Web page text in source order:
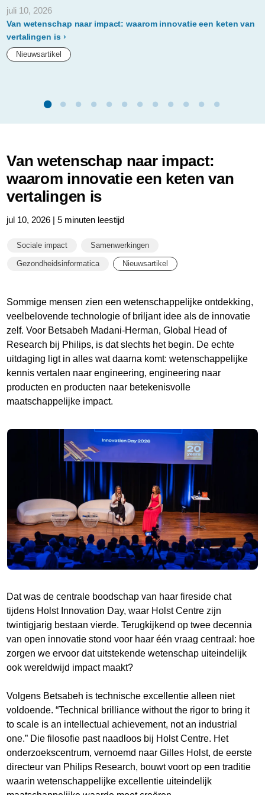
juli 10, 2026
Van wetenschap naar impact: waarom innovatie een keten van
vertalingen is
Nieuwsartikel
Van wetenschap naar impact:
waarom innovatie een keten van
vertalingen is
jul 10, 2026 | 5 minuten leestijd
Sociale impact Samenwerkingen
Gezondheidsinformatica Nieuwsartikel
Sommige mensen zien een wetenschappelijke ontdekking,
veelbelovende technologie of briljant idee als de innovatie
zelf. Voor Betsabeh Madani-Herman, Global Head of
Research bij Philips, is dat slechts het begin. De echte
uitdaging ligt in alles wat daarna komt: wetenschappelijke
kennis vertalen naar engineering, engineering naar
producten en producten naar betekenisvolle
maatschappelijke impact.
Dat was de centrale boodschap van haar fireside chat
tijdens Holst Innovation Day, waar Holst Centre zijn
twintigjarig bestaan vierde. Terugkijkend op twee decennia
van open innovatie stond voor haar één vraag centraal: hoe
zorgen we ervoor dat uitstekende wetenschap uiteindelijk
ook wereldwijd impact maakt?
Volgens Betsabeh is technische excellentie alleen niet
voldoende. “Technical brilliance without the rigor to bring it
to scale is an intellectual achievement, not an industrial
one.” Die filosofie past naadloos bij Holst Centre. Het
onderzoekscentrum, vernoemd naar Gilles Holst, de eerste
directeur van Philips Research, bouwt voort op een traditie
waarin wetenschappelijke excellentie uiteindelijk